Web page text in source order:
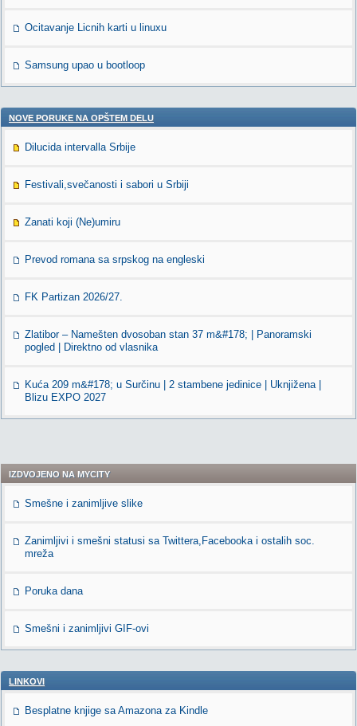
Ocitavanje Licnih karti u linuxu
Samsung upao u bootloop
NOVE PORUKE NA OPŠTEM DELU
Dilucida intervalla Srbije
Festivali,svečanosti i sabori u Srbiji
Zanati koji (Ne)umiru
Prevod romana sa srpskog na engleski
FK Partizan 2026/27.
Zlatibor – Namešten dvosoban stan 37 m&#178; | Panoramski
pogled | Direktno od vlasnika
Kuća 209 m&#178; u Surčinu | 2 stambene jedinice | Uknjižena |
Blizu EXPO 2027
IZDVOJENO NA MYCITY
Smešne i zanimljive slike
Zanimljivi i smešni statusi sa Twittera,Facebooka i ostalih soc.
mreža
Poruka dana
Smešni i zanimljivi GIF-ovi
LINKOVI
Besplatne knjige sa Amazona za Kindle